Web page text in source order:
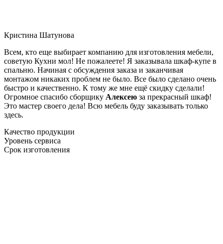
Кристина Шатунова
Всем, кто еще выбирает компанию для изготовления мебели,
советую Кухни мол! Не пожалеете! Я заказывала шкаф-купе в
спальню. Начиная с обсуждения заказа и заканчивая
монтажом никаких проблем не было. Все было сделано очень
быстро и качественно. К тому же мне ещё скидку сделали!
Огромное спасибо сборщику Алексею за прекрасный шкаф!
Это мастер своего дела! Всю мебель буду заказывать только
здесь.
Качество продукции
Уровень сервиса
Срок изготовления